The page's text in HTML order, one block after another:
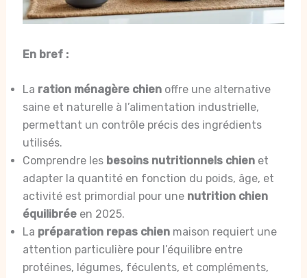
En bref :
La ration ménagère chienoffre une alternative
saine et naturelle à l’alimentation industrielle,
permettant un contrôle précis des ingrédients
utilisés.
Comprendre les besoins nutritionnels chienet
adapter la quantité en fonction du poids, âge, et
activité est primordial pour une nutrition chien
équilibréeen 2025.
La préparation repas chienmaison requiert une
attention particulière pour l’équilibre entre
protéines, légumes, féculents, et compléments,